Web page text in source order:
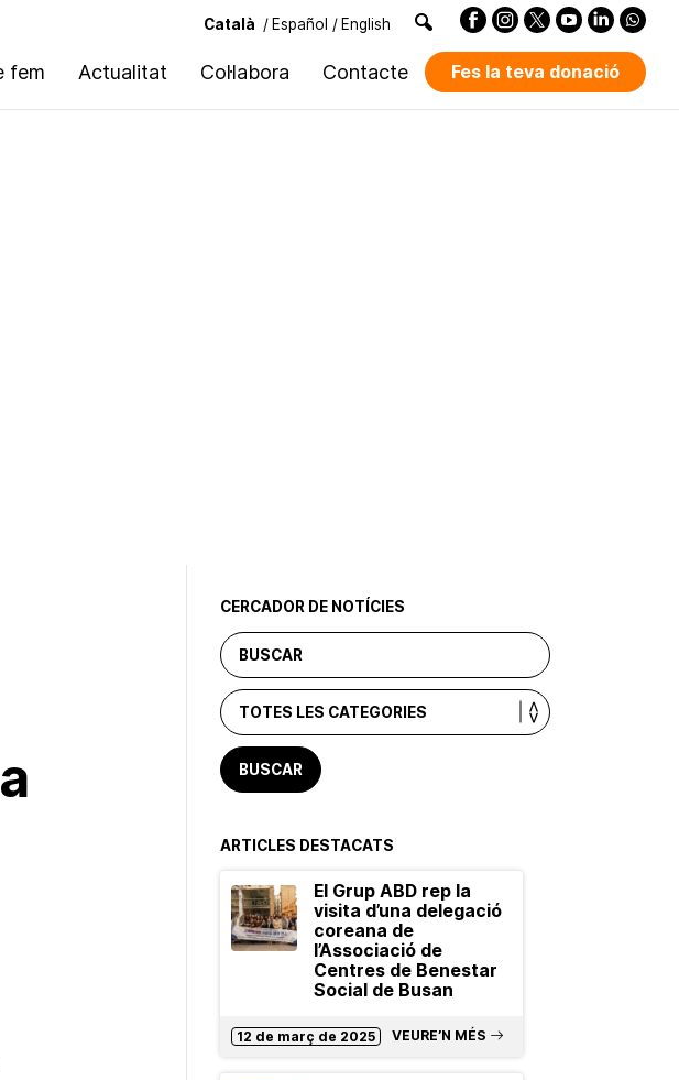
Català / Español / English
fem Actualitat Col·labora Contacte Fes la teva donació
CERCADOR DE NOTÍCIES
ARTICLES DESTACATS
El Grup ABD rep la
visita d’una delegació
coreana de
l’Associació de
Centres de Benestar
Social de Busan
12 de març de 2025 VEURE’N MÉS